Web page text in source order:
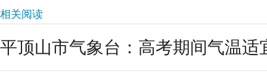
相关阅读
平顶山市气象台：高考期间气温适